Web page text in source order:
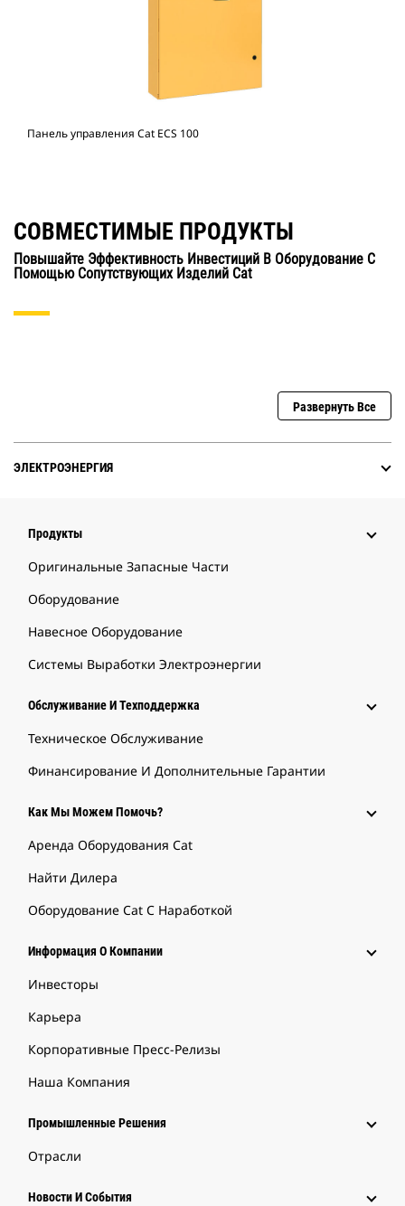
Панель управления Cat ECS 100
СОВМЕСТИМЫЕ ПРОДУКТЫ
Повышайте Эффективность Инвестиций В Оборудование С
Помощью Сопутствующих Изделий Cat
Развернуть Все
ЭЛЕКТРОЭНЕРГИЯ
Продукты
Оригинальные Запасные Части
Оборудование
Навесное Оборудование
Системы Выработки Электроэнергии
Обслуживание И Техподдержка
Техническое Обслуживание
Финансирование И Дополнительные Гарантии
Как Мы Можем Помочь?
Аренда Оборудования Cat
Найти Дилера
Оборудование Cat С Наработкой
Информация О Компании
Инвесторы
Карьера
Корпоративные Пресс-Релизы
Наша Компания
Промышленные Решения
Отрасли
Новости И События